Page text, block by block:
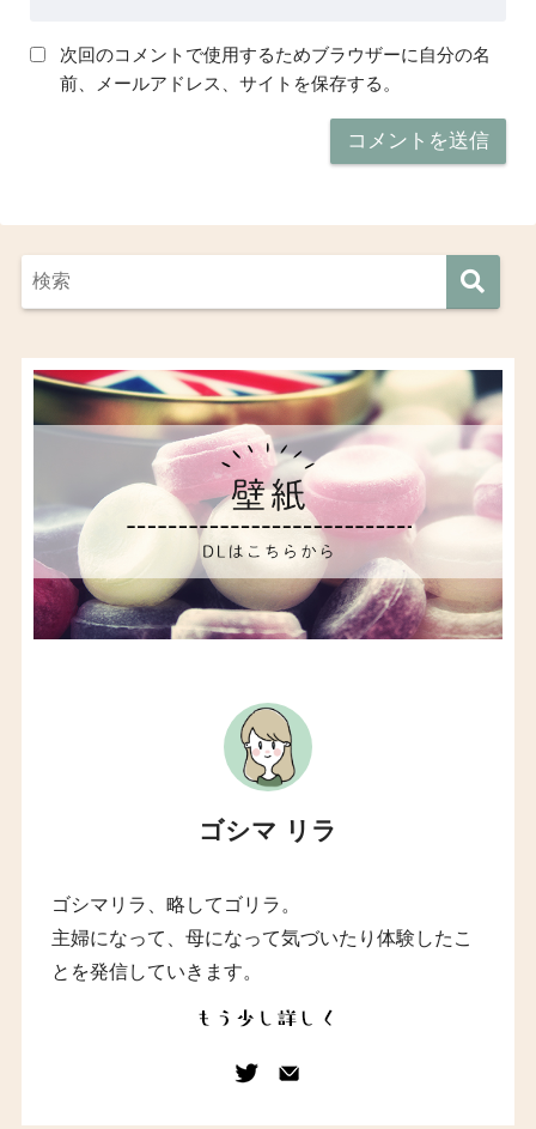
次回のコメントで使用するためブラウザーに自分の名
前、メールアドレス、サイトを保存する。
ゴシマ リラ
ゴシマリラ、略してゴリラ。
主婦になって、母になって気づいたり体験したこ
とを発信していきます。